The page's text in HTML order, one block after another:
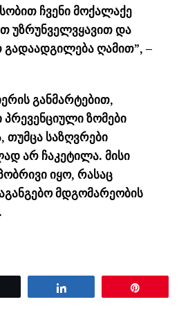
ჩვენი მოქალაქე
უზრუნველვყავით და
ღამით”, –
განმარტებით,
ზომები
თუმცა საზღვრები
არ ჩაკეტილა. მისი
იყო, რასაც
მდგომარეობის